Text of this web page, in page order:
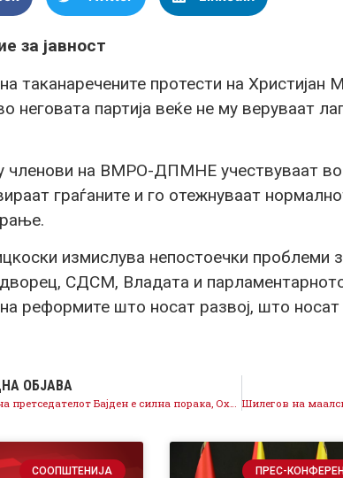
за јавност
таканаречените протести на Христијан
неговата партија веќе не му веруваат
членови на ВМРО-ДПМНЕ учествуваат
граѓаните и го отежнуваат
измислува непостоечки проблеми
СДСМ, Владата и
реформите што носат развој, што носат
ОБЈАВА
СООПШТЕНИЈА ПРЕС-